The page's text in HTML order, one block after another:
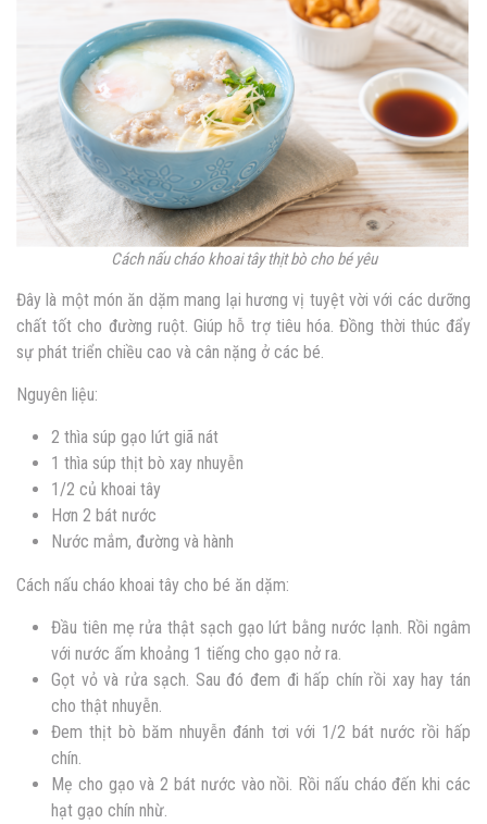
Cách nấu cháo khoai tây thịt bò cho bé yêu
Đây là một món ăn dặm mang lại hương vị tuyệt vời với các dưỡng
chất tốt cho đường ruột. Giúp hỗ trợ tiêu hóa. Đồng thời thúc đẩy
sự phát triển chiều cao và cân nặng ở các bé.
Nguyên liệu:
2 thìa súp gạo lứt giã nát
1 thìa súp thịt bò xay nhuyễn
1/2 củ khoai tây
Hơn 2 bát nước
Nước mắm, đường và hành
Cách nấu cháo khoai tây cho bé ăn dặm:
Đầu tiên mẹ rửa thật sạch gạo lứt bằng nước lạnh. Rồi ngâm
với nước ấm khoảng 1 tiếng cho gạo nở ra.
Gọt vỏ và rửa sạch. Sau đó đem đi hấp chín rồi xay hay tán
cho thật nhuyễn.
Đem thịt bò băm nhuyễn đánh tơi với 1/2 bát nước rồi hấp
chín.
Mẹ cho gạo và 2 bát nước vào nồi. Rồi nấu cháo đến khi các
hạt gạo chín nhừ.